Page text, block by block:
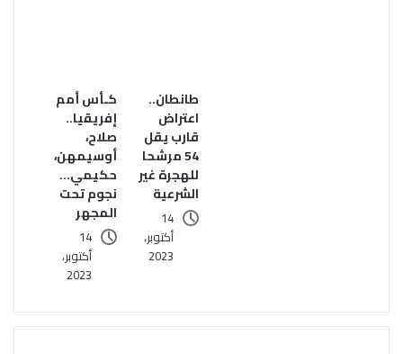
طانطان..
اعتراض
قارب يقل
54 مرشحا
للهجرة غير
الشرعية
14
أكتوبر،
2023
كـأس أمم
إفريقيا..
صلاح،
أوسيمهن،
حكيمي…
نجوم تحت
المجهر
14
أكتوبر،
2023